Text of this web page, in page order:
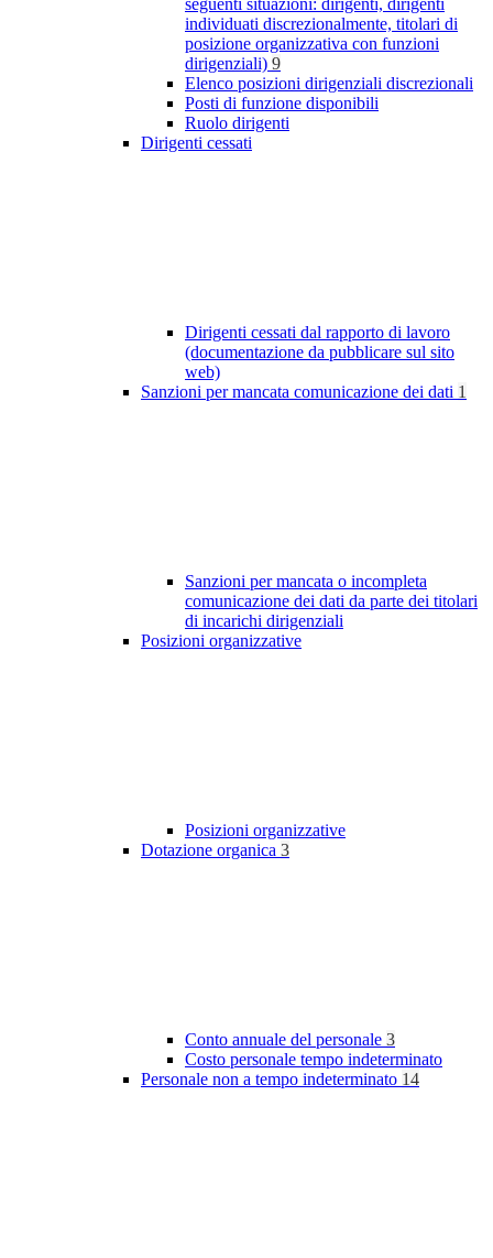
seguenti situazioni: dirigenti, dirigenti
individuati discrezionalmente, titolari di
posizione organizzativa con funzioni
dirigenziali) 9
Elenco posizioni dirigenziali discrezionali
Posti di funzione disponibili
Ruolo dirigenti
Dirigenti cessati
Dirigenti cessati dal rapporto di lavoro
(documentazione da pubblicare sul sito
web)
Sanzioni per mancata comunicazione dei dati 1
Sanzioni per mancata o incompleta
comunicazione dei dati da parte dei titolari
di incarichi dirigenziali
Posizioni organizzative
Posizioni organizzative
Dotazione organica 3
Conto annuale del personale 3
Costo personale tempo indeterminato
Personale non a tempo indeterminato 14